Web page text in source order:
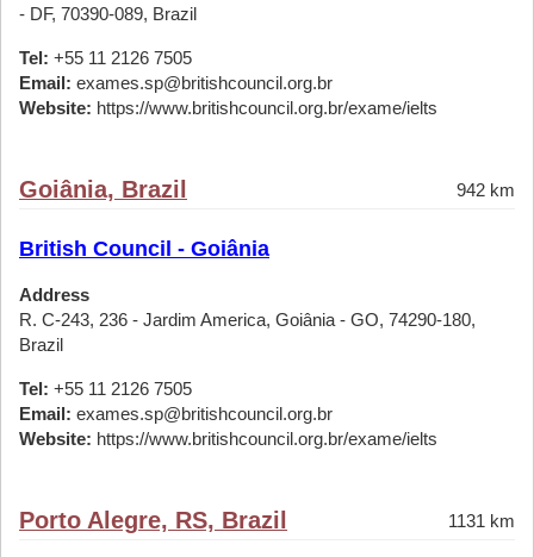
- DF, 70390-089, Brazil
Tel: +55 11 2126 7505
Email: exames.sp@britishcouncil.org.br
Website: https://www.britishcouncil.org.br/exame/ielts
Goiânia, Brazil 942 km
British Council - Goiânia
Address
R. C-243, 236 - Jardim America, Goiânia - GO, 74290-180,
Brazil
Tel: +55 11 2126 7505
Email: exames.sp@britishcouncil.org.br
Website: https://www.britishcouncil.org.br/exame/ielts
Porto Alegre, RS, Brazil 1131 km